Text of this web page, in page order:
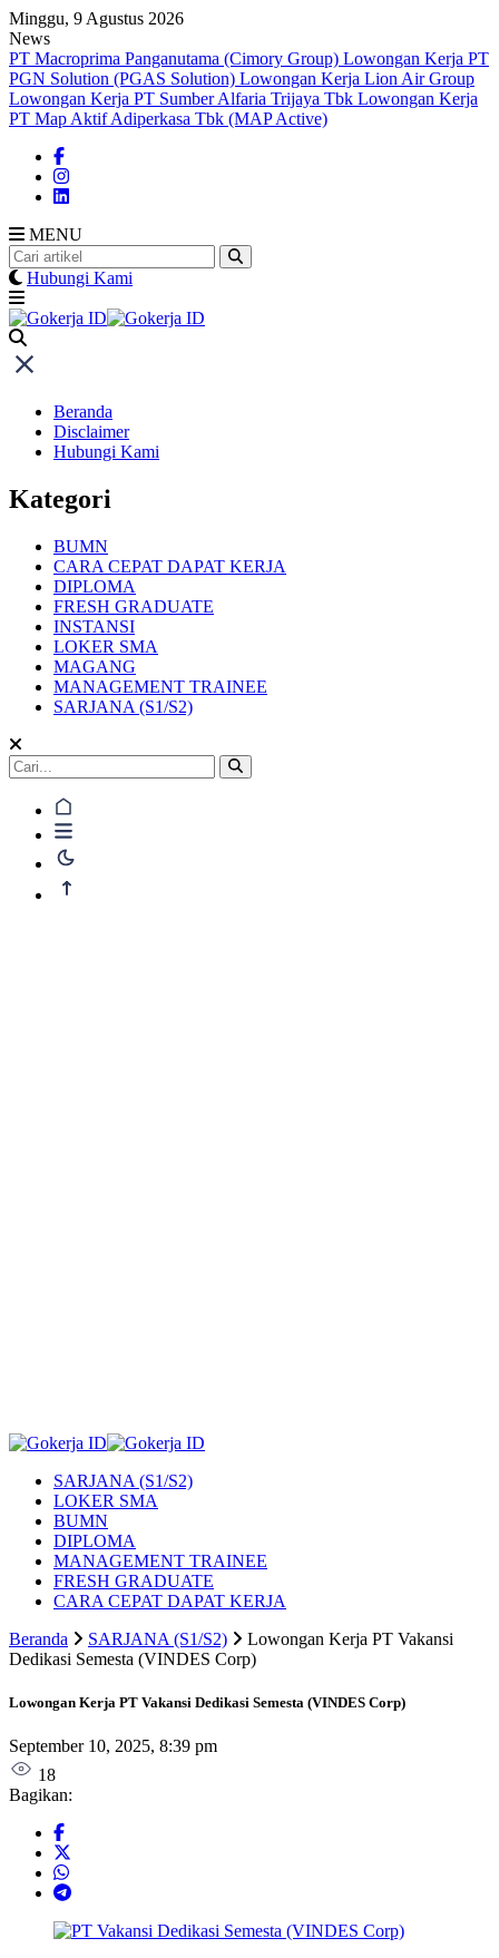
Skip
to
content
Minggu, 9 Agustus 2026
News
PT Macroprima Panganutama (Cimory Group) Lowongan Kerja PT
PGN Solution (PGAS Solution) Lowongan Kerja Lion Air Group
Lowongan Kerja PT Sumber Alfaria Trijaya Tbk Lowongan Kerja
PT Map Aktif Adiperkasa Tbk (MAP Active)
MENU
Hubungi Kami
Beranda
Disclaimer
Hubungi Kami
Kategori
BUMN
CARA CEPAT DAPAT KERJA
DIPLOMA
FRESH GRADUATE
INSTANSI
LOKER SMA
MAGANG
MANAGEMENT TRAINEE
SARJANA (S1/S2)
SARJANA (S1/S2)
LOKER SMA
BUMN
DIPLOMA
MANAGEMENT TRAINEE
FRESH GRADUATE
CARA CEPAT DAPAT KERJA
Beranda
SARJANA (S1/S2)
Lowongan Kerja PT Vakansi
Dedikasi Semesta (VINDES Corp)
Lowongan Kerja PT Vakansi Dedikasi Semesta (VINDES Corp)
September 10, 2025, 8:39 pm
18
Bagikan: